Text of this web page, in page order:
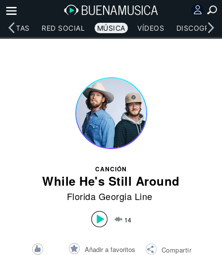
RED SOCIAL MÚSICA VÍDEOS
CANCIÓN
While He's Still Around
Florida Georgia Line
14
Añadir a favoritos Compartir